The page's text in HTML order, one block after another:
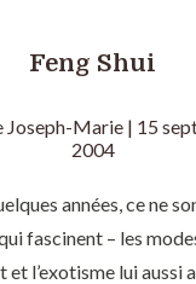
Feng Shui
Joseph-Marie| 15
2004
années, ce ne
fascinent – les
et l’exotisme lui aussi